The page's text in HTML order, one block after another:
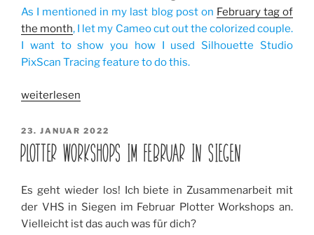
As I mentioned in my last blog post on February tag of
the month, I let my Cameo cut out the colorized couple.
I want to show you how I used Silhouette Studio
PixScan Tracing feature to do this.
„Silhouette
PixScan
Nachzeichnen
/
weiterlesen
VERÖFFENTLICHT
AM
23. JANUAR 2022
PLOTTER WORKSHOPS IM FEBRUAR IN SIEGEN
Es geht wieder los! Ich biete in Zusammenarbeit mit
der VHS in Siegen im Februar Plotter Workshops an.
Vielleicht ist das auch was für dich?